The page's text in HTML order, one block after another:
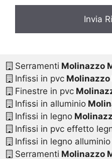
Serramenti Molinazzo
Infissi in pvcMolinazzo
Finestre in pvc
Infissi in alluminio
Infissi in legno
Infissi in pvc effetto
Infissi in legno alluminio
Serramenti Molinazzo